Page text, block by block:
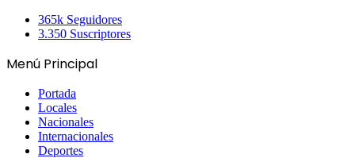
365k Seguidores
3.350 Suscriptores
Menú Principal
Portada
Locales
Nacionales
Internacionales
Deportes